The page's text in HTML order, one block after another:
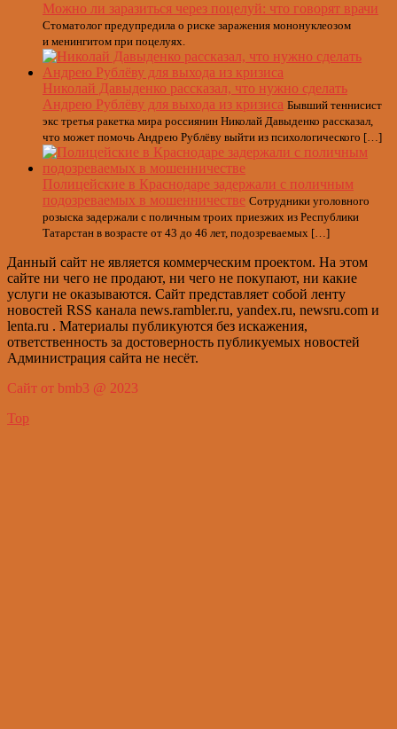
Можно ли заразиться через поцелуй: что говорят врачи
Стоматолог предупредила о риске заражения мононуклеозом
и менингитом при поцелуях.
Николай Давыденко рассказал, что нужно сделать
Андрею Рублёву для выхода из кризиса Бывший теннисист
экс третья ракетка мира россиянин Николай Давыденко рассказал,
что может помочь Андрею Рублёву выйти из психологического […]
Полицейские в Краснодаре задержали с поличным
подозреваемых в мошенничестве Сотрудники уголовного
розыска задержали с поличным троих приезжих из Республики
Татарстан в возрасте от 43 до 46 лет, подозреваемых […]
Данный сайт не является коммерческим проектом. На этом
сайте ни чего не продают, ни чего не покупают, ни какие
услуги не оказываются. Сайт представляет собой ленту
новостей RSS канала news.rambler.ru, yandex.ru, newsru.com и
lenta.ru . Материалы публикуются без искажения,
ответственность за достоверность публикуемых новостей
Администрация сайта не несёт.
Сайт от bmb3 @ 2023
Top